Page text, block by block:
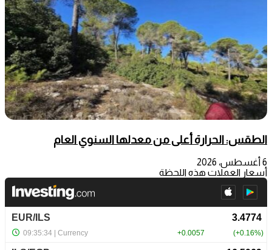
الطقس: الحرارة أعلى من معدلها السنوي العام
6 أغسطس، 2026
أسعار العملات هذه اللحظة